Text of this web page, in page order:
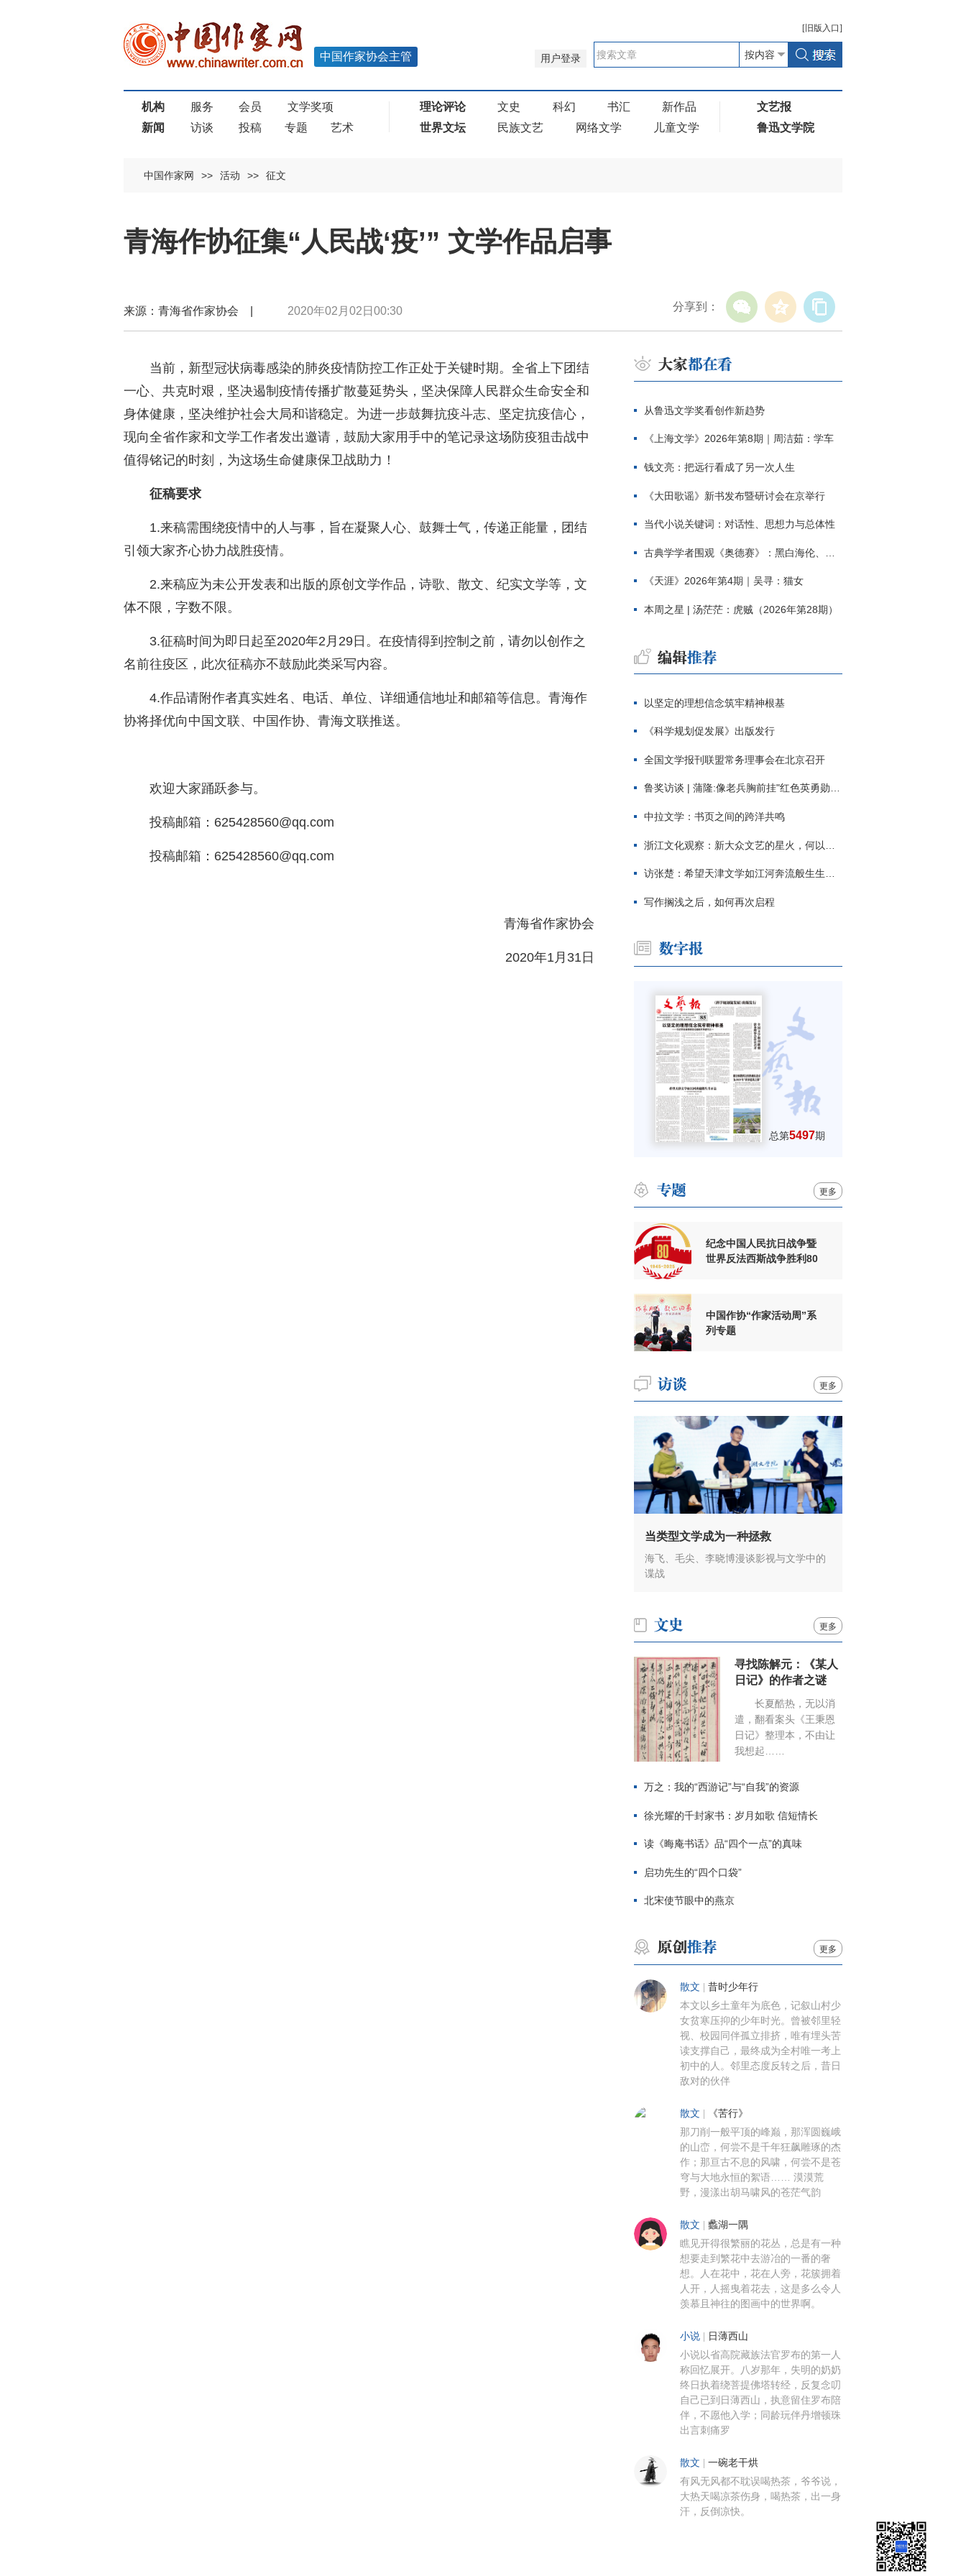
[ 旧版 入口]
用户登录
中国作家协会主管
机构 服务 会员
文学奖项
新闻
访谈 投稿 专题 艺术
理论评论 文史 科幻 书汇
新作品
世界文坛
民族文艺 网络文学 儿童文学
文艺报
鲁迅文学院
中国作家网 >> 活动 >> 征文
青海作协征集“人民战‘疫’” 文学作品启事
分享到：
来源：青海省作家协会 | 2020年02月02日00:30
当前，新型冠状病毒感染的肺炎疫情防控工作正处于关键时期。全省上下团结
一心、共克时艰，坚决遏制疫情传播扩散蔓延势头，坚决保障人民群众生命安全和
身体健康，坚决维护社会大局和谐稳定。为进一步鼓舞抗疫斗志、坚定抗疫信心，
现向全省作家和文学工作者发出邀请，鼓励大家用手中的笔记录这场防疫狙击战中
值得铭记的时刻，为这场生命健康保卫战助力！
征稿要求
1.来稿需围绕疫情中的人与事，旨在凝聚人心、鼓舞士气，传递正能量，团结
引领大家齐心协力战胜疫情。
2.来稿应为未公开发表和出版的原创文学作品，诗歌、散文、纪实文学等，文
体不限，字数不限。
3.征稿时间为即日起至2020年2月29日。在疫情得到控制之前，请勿以创作之
名前往疫区，此次征稿亦不鼓励此类采写内容。
4.作品请附作者真实姓名、电话、单位、详细通信地址和邮箱等信息。青海作
协将择优向中国文联、中国作协、青海文联推送。
欢迎大家踊跃参与。
投稿邮箱：625428560@qq.com
投稿邮箱：625428560@qq.com
青海省作家协会
2020年1月31日
从鲁迅文学奖看创作新趋势
《上海文学》2026年第8期｜周洁茹：学车
钱文亮：把远行看成了另一次人生
《大田歌谣》新书发布暨研讨会在京举行
当代小说关键词：对话性、思想力与总体性
古典学学者围观《奥德赛》：黑白海伦、佩涅罗佩的别针与神秘入侵者
《天涯》2026年第4期｜吴寻：猫女
本周之星 | 汤茫茫：虎贼（2026年第28期）
以坚定的理想信念筑牢精神根基
《科学规划促发展》出版发行
全国文学报刊联盟常务理事会在北京召开
鲁奖访谈 | 蒲隆:像老兵胸前挂"红色英勇勋章"
中拉文学：书页之间的跨洋共鸣
浙江文化观察：新大众文艺的星火，何以燎原？
访张楚：希望天津文学如江河奔流般生生不息
写作搁浅之后，如何再次启程
总第5497期
更多
纪念中国人民抗日战争暨
世界反法西斯战争胜利80
中国作协“作家活动周”系
列专题
更多
当类型文学成为一种拯救
海飞、毛尖、李晓博漫谈影视与文学中的
谍战
更多
寻找陈解元：《某人
日记》的作者之谜
长夏酷热，无以消
遣，翻看案头《王秉恩
日记》整理本，不由让
我想起……
万之：我的“西游记”与“自我”的资源
徐光耀的千封家书：岁月如歌 信短情长
读《晦庵书话》品“四个一点”的真味
启功先生的“四个口袋”
北宋使节眼中的燕京
更多
散文 昔时少年行
本文以乡土童年为底色，记叙山村少
女贫寒压抑的少年时光。曾被邻里轻
视、校园同伴孤立排挤，唯有埋头苦
读支撑自己，最终成为全村唯一考上
初中的人。邻里态度反转之后，昔日
敌对的伙伴
散文 《苦行》
那刀削一般平顶的峰巅，那浑圆巍峨
的山峦，何尝不是千年狂飙雕琢的杰
作；那亘古不息的风啸，何尝不是苍
穹与大地永恒的絮语…… 漠漠荒
野，漫漾出胡马啸风的苍茫气韵
散文 蠡湖一隅
瞧见开得很繁丽的花丛，总是有一种
想要走到繁花中去游冶的一番的奢
想。人在花中，花在人旁，花簇拥着
人开，人摇曳着花去，这是多么令人
羡慕且神往的图画中的世界啊。
小说 日薄西山
小说以省高院藏族法官罗布的第一人
称回忆展开。八岁那年，失明的奶奶
终日执着绕菩提佛塔转经，反复念叨
自己已到日薄西山，执意留住罗布陪
伴，不愿他入学；同龄玩伴丹增顿珠
出言刺痛罗
散文 一碗老干烘
有风无风都不耽误喝热茶，爷爷说，
大热天喝凉茶伤身，喝热茶，出一身
汗，反倒凉快。